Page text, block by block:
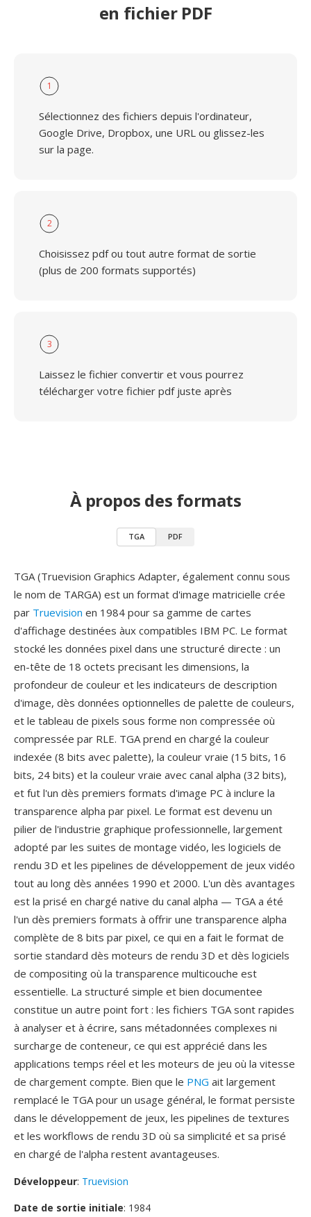
en fichier PDF
1
Sélectionnez des fichiers depuis l'ordinateur,
Google Drive, Dropbox, une URL ou glissez-les
sur la page.
2
Choisissez pdf ou tout autre format de sortie
(plus de 200 formats supportés)
3
Laissez le fichier convertir et vous pourrez
télécharger votre fichier pdf juste après
À propos des formats
TGA PDF
TGA (Truevision Graphics Adapter, également connu sous
le nom de TARGA) est un format d'image matricielle crée
par Truevision en 1984 pour sa gamme de cartes
d'affichage destinées àux compatibles IBM PC. Le format
stocké les données pixel dans une structuré directe : un
en-tête de 18 octets precisant les dimensions, la
profondeur de couleur et les indicateurs de description
d'image, dès données optionnelles de palette de couleurs,
et le tableau de pixels sous forme non compressée où
compressée par RLE. TGA prend en chargé la couleur
indexée (8 bits avec palette), la couleur vraie (15 bits, 16
bits, 24 bits) et la couleur vraie avec canal alpha (32 bits),
et fut l'un dès premiers formats d'image PC à inclure la
transparence alpha par pixel. Le format est devenu un
pilier de l'industrie graphique professionnelle, largement
adopté par les suites de montage vidéo, les logiciels de
rendu 3D et les pipelines de développement de jeux vidéo
tout au long dès années 1990 et 2000. L'un dès avantages
est la prisé en chargé native du canal alpha — TGA a été
l'un dès premiers formats à offrir une transparence alpha
complète de 8 bits par pixel, ce qui en a fait le format de
sortie standard dès moteurs de rendu 3D et dès logiciels
de compositing où la transparence multicouche est
essentielle. La structuré simple et bien documentee
constitue un autre point fort : les fichiers TGA sont rapides
à analyser et à écrire, sans métadonnées complexes ni
surcharge de conteneur, ce qui est apprécié dans les
applications temps réel et les moteurs de jeu où la vitesse
de chargement compte. Bien que le PNG ait largement
remplacé le TGA pour un usage général, le format persiste
dans le développement de jeux, les pipelines de textures
et les workflows de rendu 3D où sa simplicité et sa prisé
en chargé de l'alpha restent avantageuses.
Développeur: Truevision
Date de sortie initiale: 1984